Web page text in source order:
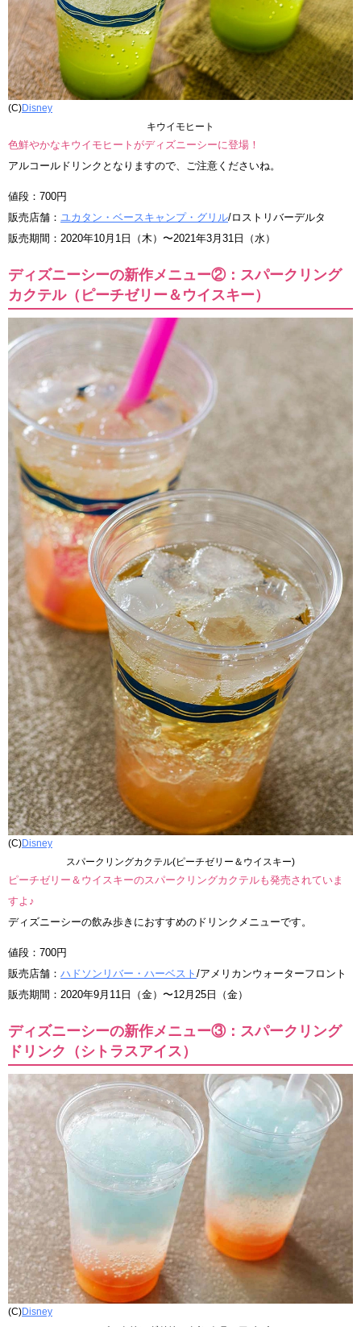
(C)Disney
キウイモヒート
色鮮やかなキウイモヒートがディズニーシーに登場！
アルコールドリンクとなりますので、ご注意くださいね。
値段：700円
販売店舗： ユカタン・ベースキャンプ・グリル/ロストリバーデルタ
販売期間：2020年10月1日（木）〜2021年3月31日（水）
ディズニーシーの新作メニュー②：スパークリング
カクテル（ピーチゼリー＆ウイスキー）
(C)Disney
スパークリングカクテル(ピーチゼリー＆ウイスキー)
ピーチゼリー＆ウイスキーのスパークリングカクテルも発売されていま
すよ♪
ディズニーシーの飲み歩きにおすすめのドリンクメニューです。
値段：700円
販売店舗： ハドソンリバー・ハーベスト /アメリカンウォーターフロント
販売期間：2020年9月11日（金）〜12月25日（金）
ディズニーシーの新作メニュー③：スパークリング
ドリンク（シトラスアイス）
(C)Disney